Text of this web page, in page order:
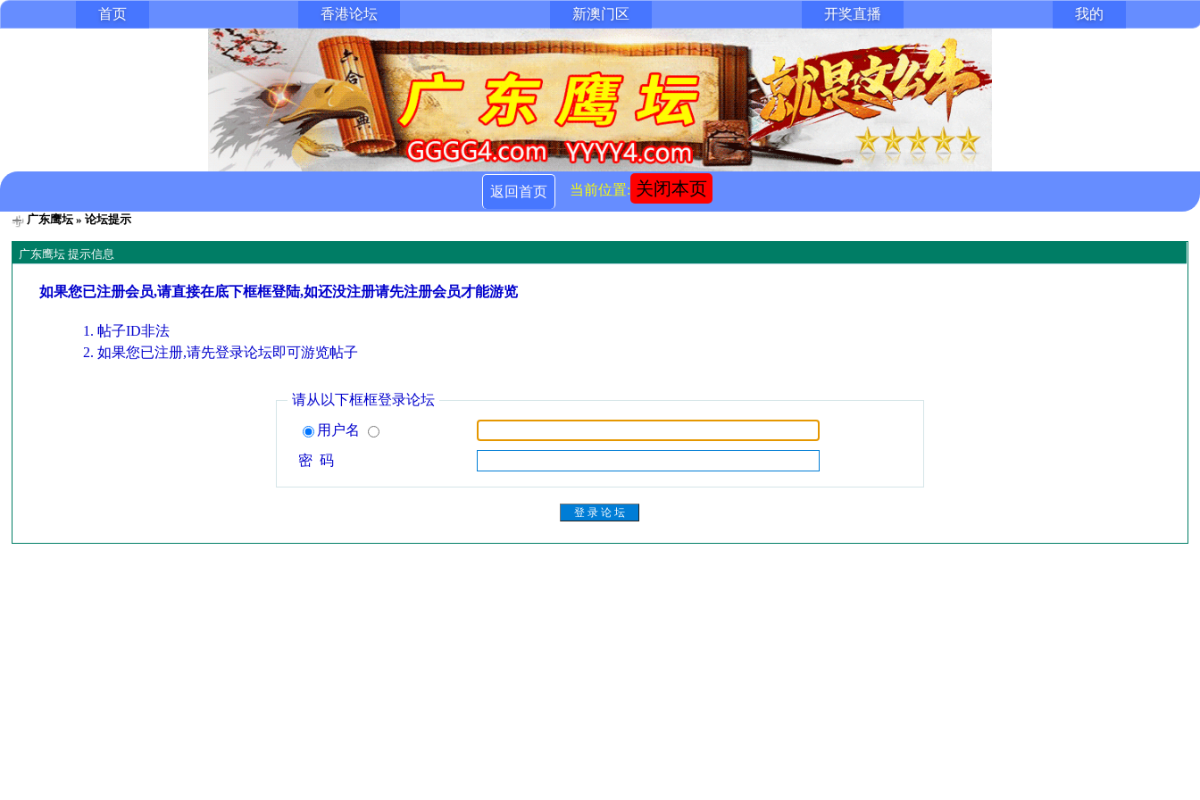
首页 香港论坛 新澳门区 开奖直播 我的
返回首页 当前位置: 关闭本页
广东鹰坛» 论坛提示
广东鹰坛 提示信息
如果您已注册会员,请直接在底下框框登陆,如还没注册请先注册会员才能游览
帖子ID非法
如果您已注册,请先登录论坛即可游览帖子
请从以下框框登录论坛
用户名
密 码